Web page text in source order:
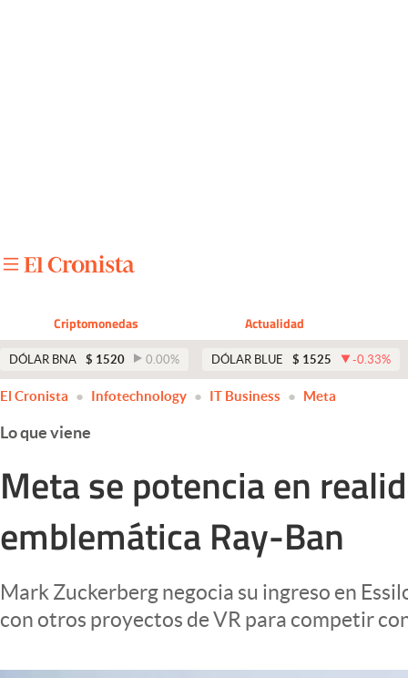
Apertura
Clima
Mundial 2026
El Cronista Studio
Mediakit
Criptomonedas Actualidad
DÓLAR BNA $ 1520 0.00% DÓLAR BLUE $ 1525 -0.33%
El Cronista Infotechnology IT Business Meta
Lo que viene
Meta se potencia en
emblemática Ray-Ban
Mark Zuckerberg negocia su ingreso en
con otros proyectos de VR para competir